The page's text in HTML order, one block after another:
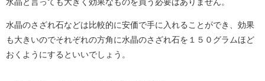
水晶と言っても大きく効果なものを買う必要はありません。
水晶のさざれ石などは比較的に安価で手に入れることができ、効果
も大きいのでそれぞれの方角に水晶のさざれ石を１５０グラムほど
おくようにするといいでしょう。